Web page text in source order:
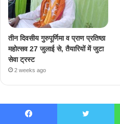
तीन दिवसीय गुरुपूर्णिमा व प्राण प्रतिष्ठा
महोत्सव 27 जुलाई से, तैयारियों में जुटा
सेवा ट्रस्ट
2 weeks ago